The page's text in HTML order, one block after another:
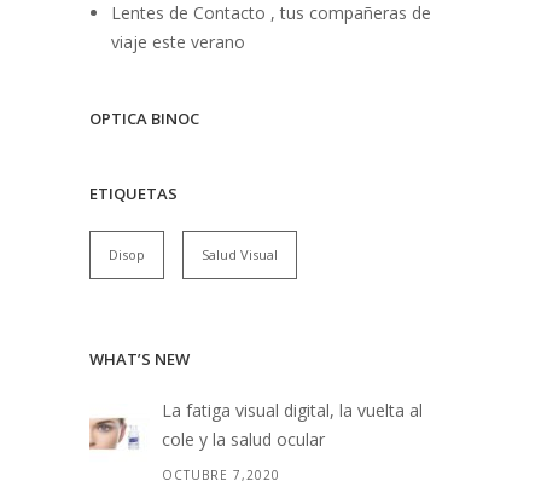
Lentes de Contacto , tus compañeras de
viaje este verano
OPTICA BINOC
ETIQUETAS
Disop Salud Visual
WHAT’S NEW
La fatiga visual digital, la vuelta al
cole y la salud ocular
OCTUBRE 7,2020